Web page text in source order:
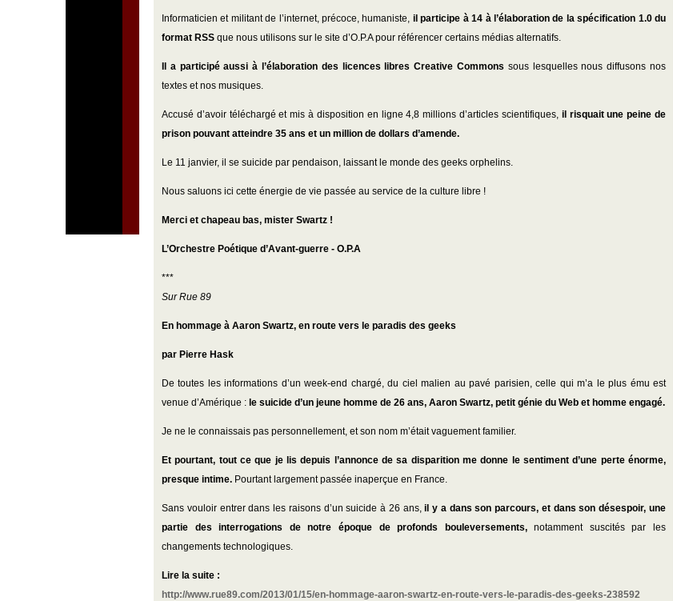
Informaticien et militant de l’internet, précoce, humaniste, il participe à 14 à l’élaboration de la spécification 1.0 du
format RSS que nous utilisons sur le site d’O.P.A pour référencer certains médias alternatifs.
Il a participé aussi à l’élaboration des licences libres Creative Commons sous lesquelles nous diffusons nos
textes et nos musiques.
Accusé d’avoir téléchargé et mis à disposition en ligne 4,8 millions d’articles scientifiques, il risquait une peine de
prison pouvant atteindre 35 ans et un million de dollars d’amende.
Le 11 janvier, il se suicide par pendaison, laissant le monde des geeks orphelins.
Nous saluons ici cette énergie de vie passée au service de la culture libre !
Merci et chapeau bas, mister Swartz !
L’Orchestre Poétique d’Avant-guerre - O.P.A
***
Sur Rue 89
En hommage à Aaron Swartz, en route vers le paradis des geeks
par Pierre Hask
De toutes les informations d’un week-end chargé, du ciel malien au pavé parisien, celle qui m’a le plus ému est
venue d’Amérique : le suicide d’un jeune homme de 26 ans, Aaron Swartz, petit génie du Web et homme engagé.
Je ne le connaissais pas personnellement, et son nom m’était vaguement familier.
Et pourtant, tout ce que je lis depuis l’annonce de sa disparition me donne le sentiment d’une perte énorme,
presque intime. Pourtant largement passée inaperçue en France.
Sans vouloir entrer dans les raisons d’un suicide à 26 ans,il y a dans son parcours, et dans son désespoir, une
partie des interrogations de notre époque de profonds bouleversements,notamment suscités par les
changements technologiques.
Lire la suite :
http://www.rue89.com/2013/01/15/en-hommage-aaron-swartz-en-route-vers-le-paradis-des-geeks-238592